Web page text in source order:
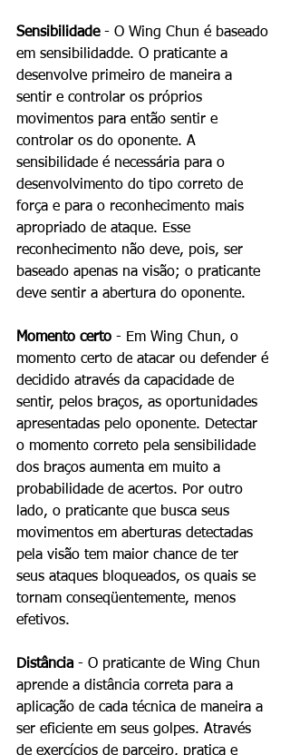
Sensibilidade - O Wing Chun é baseado
em sensibilidadde. O praticante a
desenvolve primeiro de maneira a
sentir e controlar os próprios
movimentos para então sentir e
controlar os do oponente. A
sensibilidade é necessária para o
desenvolvimento do tipo correto de
força e para o reconhecimento mais
apropriado de ataque. Esse
reconhecimento não deve, pois, ser
baseado apenas na visão; o praticante
deve sentir a abertura do oponente.
Momento certo - Em Wing Chun, o
momento certo de atacar ou defender é
decidido através da capacidade de
sentir, pelos braços, as oportunidades
apresentadas pelo oponente. Detectar
o momento correto pela sensibilidade
dos braços aumenta em muito a
probabilidade de acertos. Por outro
lado, o praticante que busca seus
movimentos em aberturas detectadas
pela visão tem maior chance de ter
seus ataques bloqueados, os quais se
tornam conseqüentemente, menos
efetivos.
Distância - O praticante de Wing Chun
aprende a distância correta para a
aplicação de cada técnica de maneira a
ser eficiente em seus golpes. Através
de exercícios de parceiro, pratica e